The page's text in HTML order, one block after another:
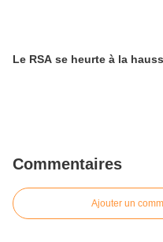
Le RSA se heurte à la
Commentaires
Ajouter un